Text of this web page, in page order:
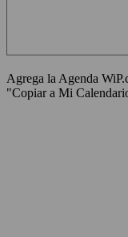
Agrega la Agenda
"Copiar a Mi